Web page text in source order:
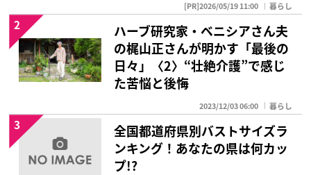
[PR]2026/05/19 11:00 暮らし
ハーブ研究家・ベニシアさん夫
の梶山正さんが明かす「最後の
日々」〈2〉“壮絶介護”で感じ
た苦悩と後悔
2023/12/03 06:00 暮らし
2
全国都道府県別バストサイズラ
ンキング！あなたの県は何カッ
プ!?
3